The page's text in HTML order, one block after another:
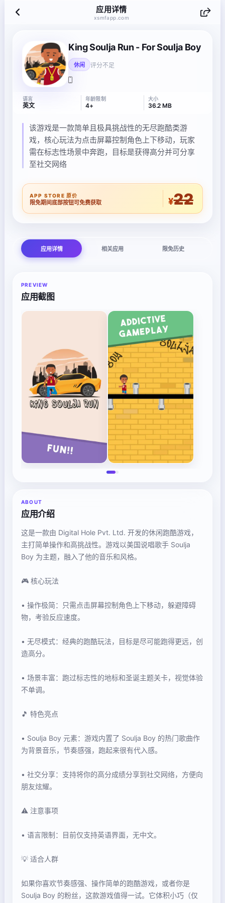
应用详情
xsmfapp.com
King Soulja Run - For Soulja Boy
休闲 评分不足
语言
英文
年龄限制
4+
大小
36.2 MB
该游戏是一款简单且极具挑战性的无尽跑酷类游
戏，核心玩法为点击屏幕控制角色上下移动，玩家
需在标志性场景中奔跑，目标是获得高分并可分享
至社交网络
APP STORE 原价
限免期间底部按钮可免费获取 ¥22
应用详情 相关应用 限免历史
PREVIEW
应用截图
ABOUT
应用介绍
这是一款由 Digital Hole Pvt. Ltd. 开发的休闲跑酷游戏，
主打简单操作和高挑战性。游戏以美国说唱歌手 Soulja
Boy 为主题，融入了他的音乐和风格。
🎮 核心玩法
• 操作极简：只需点击屏幕控制角色上下移动，躲避障碍
物，考验反应速度。
• 无尽模式：经典的跑酷玩法，目标是尽可能跑得更远，创
造高分。
• 场景丰富：跑过标志性的地标和圣诞主题关卡，视觉体验
不单调。
🎵 特色亮点
• Soulja Boy 元素：游戏内置了 Soulja Boy 的热门歌曲作
为背景音乐，节奏感强，跑起来很有代入感。
• 社交分享：支持将你的高分成绩分享到社交网络，方便向
朋友炫耀。
⚠️ 注意事项
• 语言限制：目前仅支持英语界面，无中文。
💡 适合人群
如果你喜欢节奏感强、操作简单的跑酷游戏，或者你是
Soulja Boy 的粉丝，这款游戏值得一试。它体积小巧（仅